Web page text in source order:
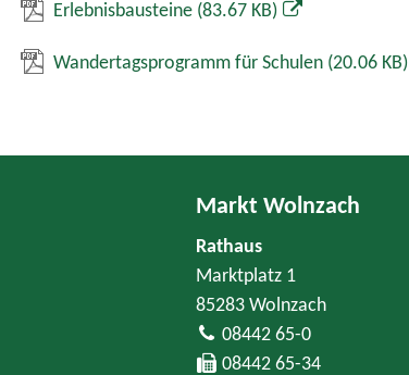
Erlebnisbausteine (83.67 KB)
Wandertagsprogramm für Schulen (20.06 KB)
Markt Wolnzach
Rathaus
Marktplatz 1
85283 Wolnzach
08442 65-0
08442 65-34